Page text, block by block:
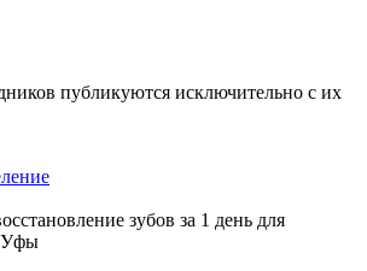
публикуются исключительно с их
зубов за 1 день для
Уфы